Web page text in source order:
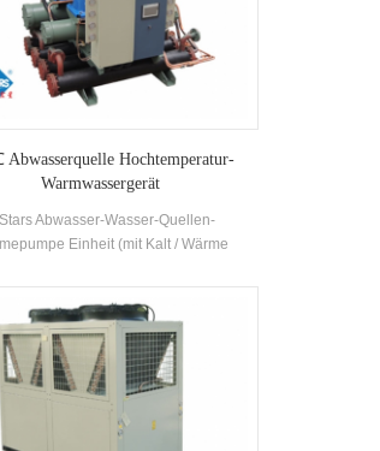
Hochtemperatur-
Warmwassergerät
Abwasser-Wasser-Quellen-
Einheit (mit Kalt / Wärme
und produziert für Badehaus, Heißes
Swimmingpool und andere
die die Wärme aus dem häuslichen
extrahiert, Energie sparen und die
ist 30% ~ 50% verglichen
herkömmlichen Heizungsverfahren, das
Betrieb erheblich reduzieren kann.